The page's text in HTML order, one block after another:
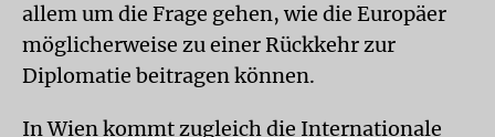
allem um die Frage gehen, wie die Europäer
möglicherweise zu einer Rückkehr zur
Diplomatie beitragen können.
In Wien kommt zugleich die Internationale